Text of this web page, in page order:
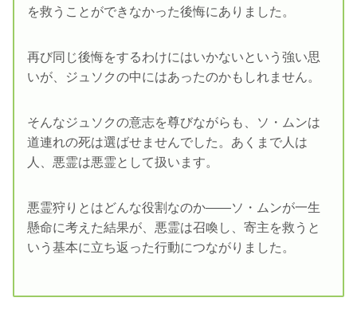
を救うことができなかった後悔にありました。
再び同じ後悔をするわけにはいかないという強い思
いが、ジュソクの中にはあったのかもしれません。
そんなジュソクの意志を尊びながらも、ソ・ムンは
道連れの死は選ばせませんでした。あくまで人は
人、悪霊は悪霊として扱います。
悪霊狩りとはどんな役割なのか――ソ・ムンが一生
懸命に考えた結果が、悪霊は召喚し、寄主を救うと
いう基本に立ち返った行動につながりました。